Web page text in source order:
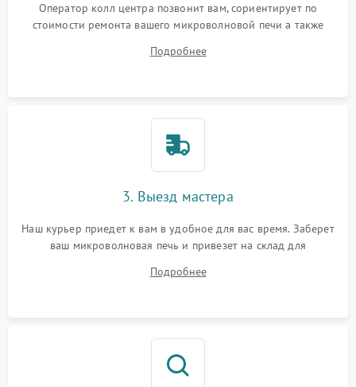
Оператор колл центра позвонит вам, сориентирует по
стоимости ремонта вашего микроволновой печи а также
Подробнее
3. Выезд мастера
Наш курьер приедет к вам в удобное для вас время. Заберет
ваш микроволновая печь и привезет на склад для
Подробнее